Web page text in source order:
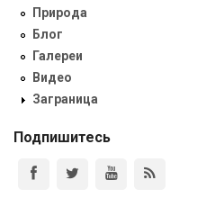
Природа
Блог
Галереи
Видео
Заграница
Подпишитесь